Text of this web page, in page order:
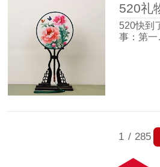
520快到
事：第
1 / 285